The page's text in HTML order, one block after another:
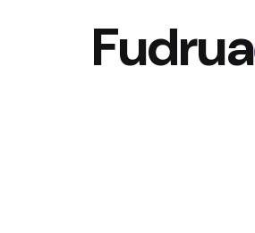
Fudrua